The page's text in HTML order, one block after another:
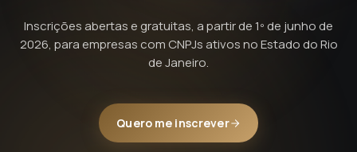
Inscrições abertas e gratuitas, a partir de 1º de junho de
2026, para empresas com CNPJs ativos no Estado do Rio
de Janeiro.
Quero me inscrever